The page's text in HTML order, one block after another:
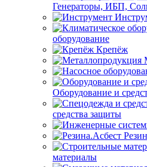
Генераторы, ИБП,
оборудование
Крепёж
Оборудование и
средства защиты
материалы